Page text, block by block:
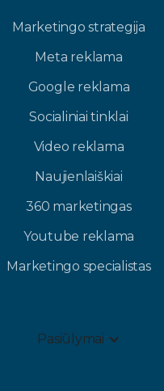
Marketingo strategija
Meta reklama
Google reklama
Socialiniai tinklai
Video reklama
Naujienlaiškiai
360 marketingas
Youtube reklama
Marketingo specialistas
Pasiūlymai